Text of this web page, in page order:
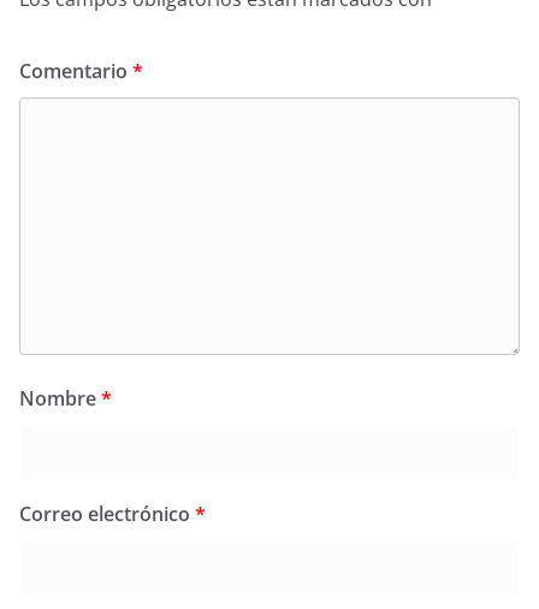
Comentario *
Nombre*
Correo electrónico *